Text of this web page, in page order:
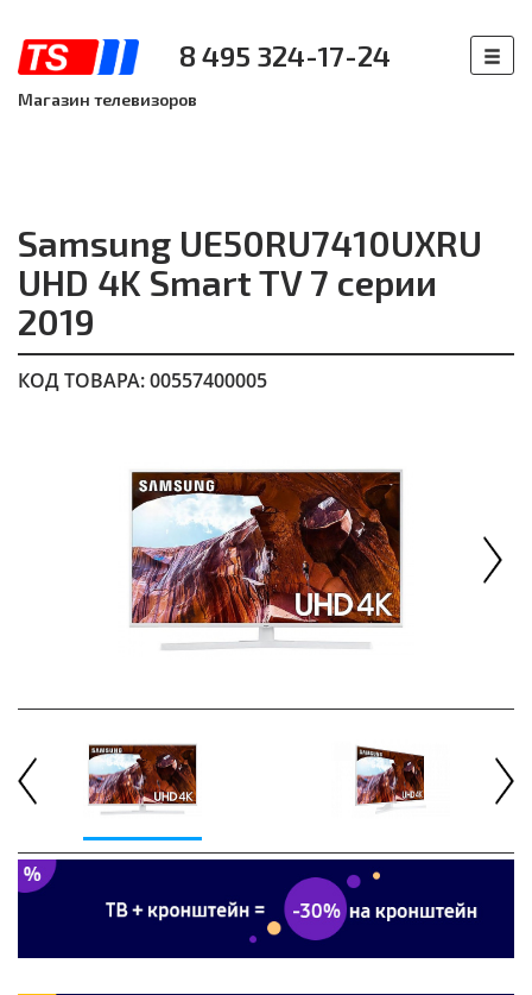
8 495 324-17-24
Магазин телевизоров
Samsung UE50RU7410UXRU
UHD 4K Smart TV 7 серии
2019
КОД ТОВАРА: 00557400005